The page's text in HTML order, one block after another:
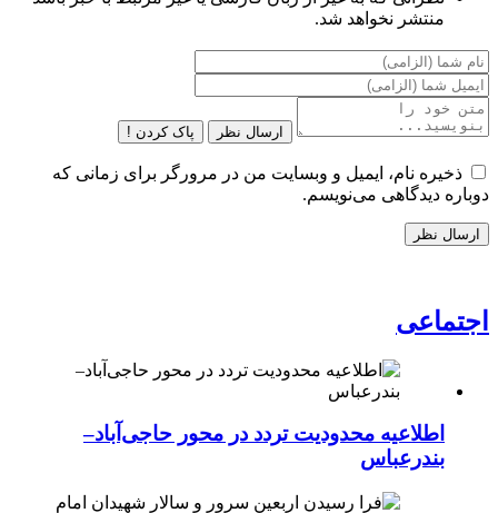
منتشر نخواهد شد.
ارسال نظر پاک کردن !
ذخیره نام، ایمیل و وبسایت من در مرورگر برای زمانی که
دوباره دیدگاهی می‌نویسم.
اجتماعی
اطلاعیه محدودیت تردد در محور حاجی‌آباد–
بندرعباس